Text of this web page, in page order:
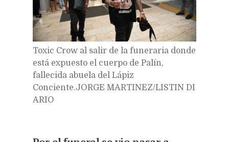
Toxic Crow al salir de la funeraria donde
está expuesto el cuerpo de Palín,
fallecida abuela del Lápiz
Conciente.JORGE MARTINEZ/LISTIN DI
ARIO